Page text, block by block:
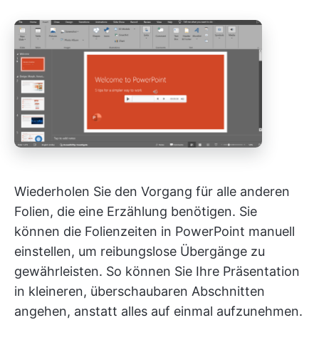
Wiederholen Sie den Vorgang für alle anderen
Folien, die eine Erzählung benötigen. Sie
können die Folienzeiten in PowerPoint manuell
einstellen, um reibungslose Übergänge zu
gewährleisten. So können Sie Ihre Präsentation
in kleineren, überschaubaren Abschnitten
angehen, anstatt alles auf einmal aufzunehmen.